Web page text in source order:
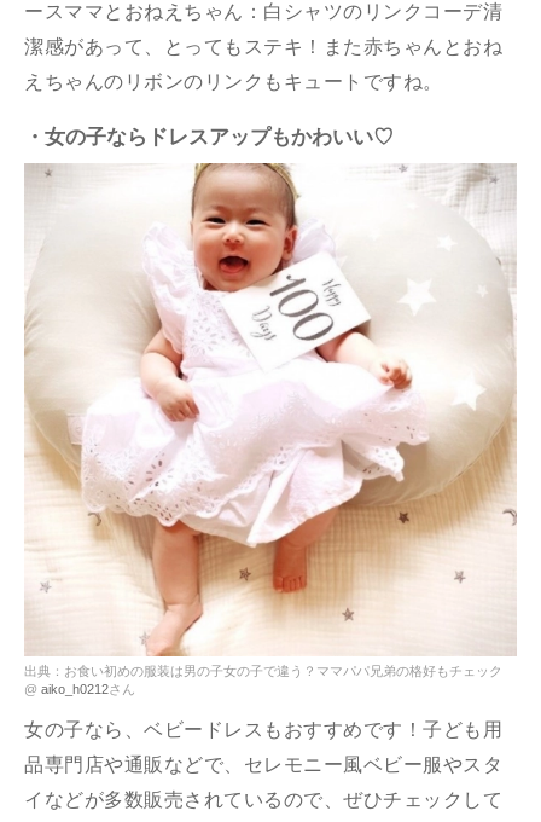
ースママとおねえちゃん：白シャツのリンクコーデ清
潔感があって、とってもステキ！また赤ちゃんとおね
えちゃんのリボンのリンクもキュートですね。
・女の子ならドレスアップもかわいい♡
出典：お食い初めの服装は男の子女の子で違う？ママパパ兄弟の格好もチェック
@ aiko_h0212さん
女の子なら、ベビードレスもおすすめです！子ども用
品専門店や通販などで、セレモニー風ベビー服やスタ
イなどが多数販売されているので、ぜひチェックして